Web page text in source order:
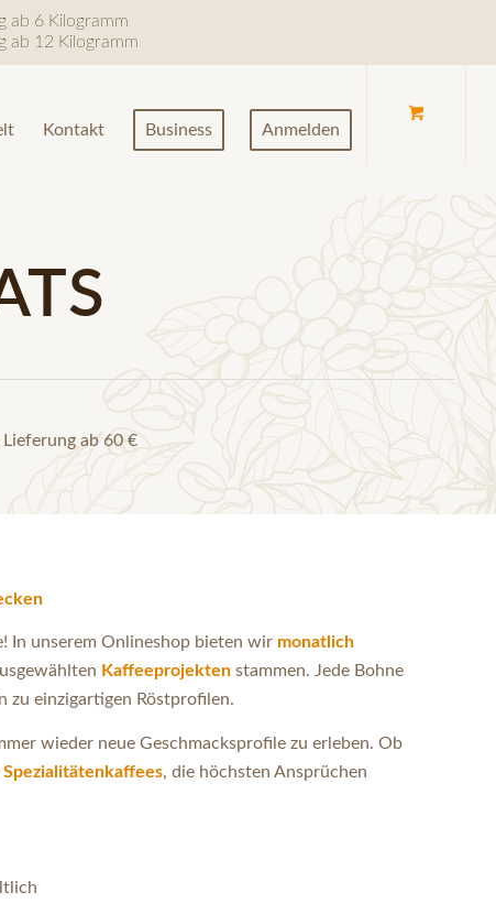
ab 6 Kilogramm
ab 12 Kilogramm
Kontakt Business Anmelden
ab 60 €
In unserem Onlineshop bieten wir monatlich
Kaffeeprojektenstammen. Jede Bohne
zu einzigartigen Röstprofilen.
wieder neue Geschmacksprofile zu erleben. Ob
, die höchsten Ansprüchen